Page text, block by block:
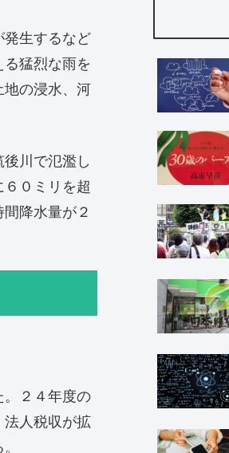
発生するなど
猛烈な雨を
の浸水、河
川で氾濫し
０ミリを超
降水量が２
。２４年度の
法人税収が拡